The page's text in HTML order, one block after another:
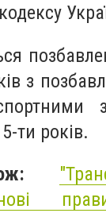
з
ти років.